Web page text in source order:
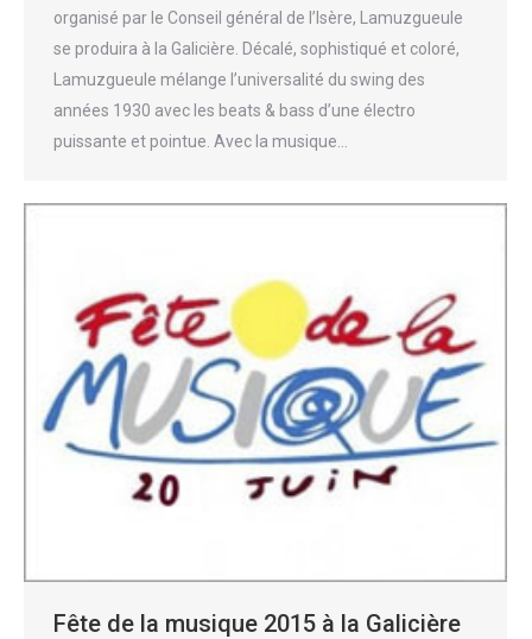
organisé par le Conseil général de l’Isère, Lamuzgueule
se produira à la Galicière. Décalé, sophistiqué et coloré,
Lamuzgueule mélange l’universalité du swing des
années 1930 avec les beats & bass d’une électro
puissante et pointue. Avec la musique…
Fête de la musique 2015 à la Galicière